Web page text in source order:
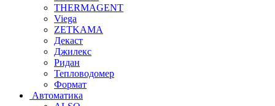
THERMAGENT
Viega
ZETKAMA
Декаст
Джилекс
Ридан
Тепловодомер
Формат
Автоматика